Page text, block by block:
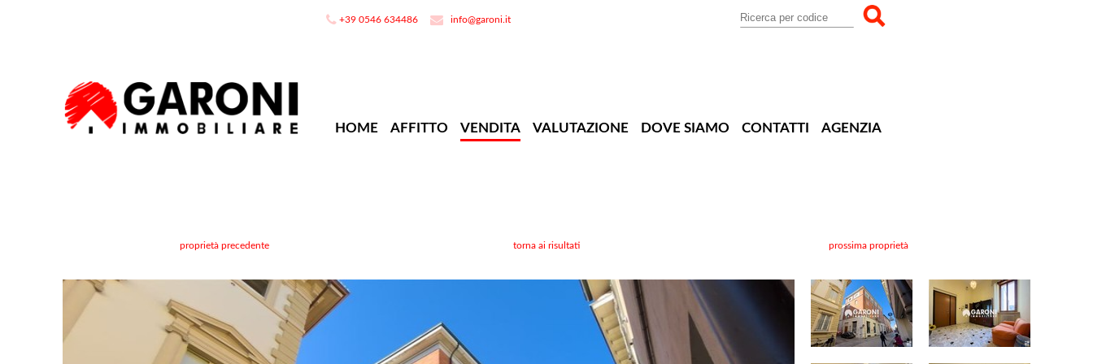
+39 0546 634486 info@garoni.it
HOME AFFITTO VENDITA VALUTAZIONE DOVE SIAMO CONTATTI AGENZIA
proprietà precedente torna ai risultati prossima proprietà